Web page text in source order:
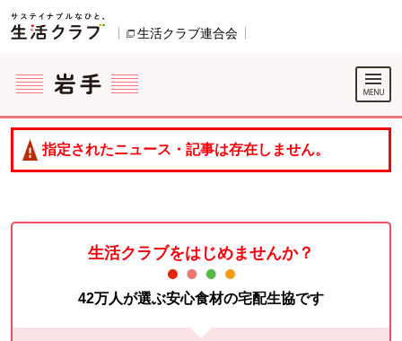
ページの先頭です。
生活クラブ連合会
ここからサイト内共通メニューです。
サイト内共通メニューをスキップする
サイト内共通メニューここまで。
指定されたニュース・記事は存在しません。
生活クラブをはじめませんか？
42万人が選ぶ安心食材の宅配生協です